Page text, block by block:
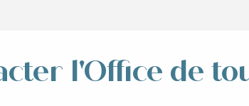
l'Office de